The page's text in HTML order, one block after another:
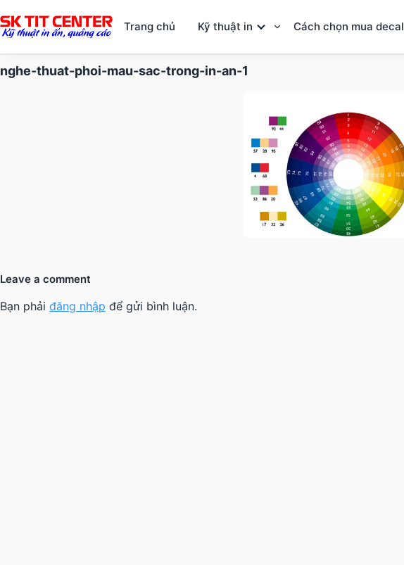
Trang chủ Kỹ thuật in Cách chọn mua decal
nghe-thuat-phoi-mau-sac-trong-in-an-1
Leave a comment
Bạn phải đăng nhập để gửi bình luận.